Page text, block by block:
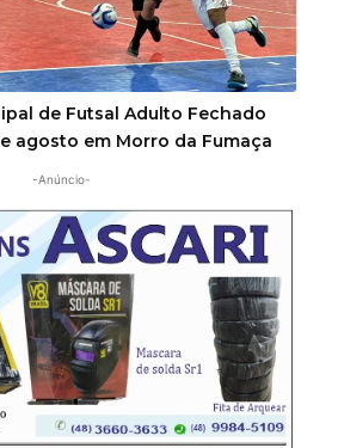
de Futsal Adulto Fechado
agosto em Morro da Fumaça
-Anúncio-